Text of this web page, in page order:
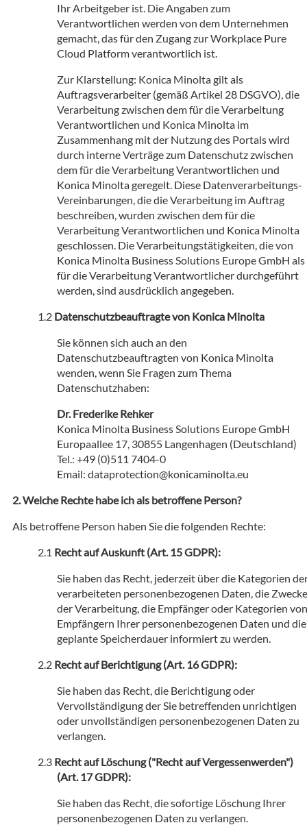
Ihr Arbeitgeber ist. Die Angaben zum
Verantwortlichen werden von dem Unternehmen
gemacht, das für den Zugang zur Workplace Pure
Cloud Platform verantwortlich ist.
Zur Klarstellung: Konica Minolta gilt als
Auftragsverarbeiter (gemäß Artikel 28 DSGVO), die
Verarbeitung zwischen dem für die Verarbeitung
Verantwortlichen und Konica Minolta im
Zusammenhang mit der Nutzung des Portals wird
durch interne Verträge zum Datenschutz zwischen
dem für die Verarbeitung Verantwortlichen und
Konica Minolta geregelt. Diese Datenverarbeitungs-
Vereinbarungen, die die Verarbeitung im Auftrag
beschreiben, wurden zwischen dem für die
Verarbeitung Verantwortlichen und Konica Minolta
geschlossen. Die Verarbeitungstätigkeiten, die von
Konica Minolta Business Solutions Europe GmbH als
für die Verarbeitung Verantwortlicher durchgeführt
werden, sind ausdrücklich angegeben.
Datenschutzbeauftragte von Konica Minolta
Sie können sich auch an den
Datenschutzbeauftragten von Konica Minolta
wenden, wenn Sie Fragen zum Thema
Datenschutzhaben:
Dr. Frederike Rehker
Konica Minolta Business Solutions Europe GmbH
Europaallee 17, 30855 Langenhagen (Deutschland)
Tel.: +49 (0)511 7404-0
Email: dataprotection@konicaminolta.eu
Welche Rechte habe ich als betroffene Person?
Als betroffene Person haben Sie die folgenden Rechte:
Recht auf Auskunft (Art. 15 GDPR):
Sie haben das Recht, jederzeit über die Kategorien
verarbeiteten personenbezogenen Daten, die Zwecke
der Verarbeitung, die Empfänger oder Kategorien von
Empfängern Ihrer personenbezogenen Daten und die
geplante Speicherdauer informiert zu werden.
Recht auf Berichtigung (Art. 16 GDPR):
Sie haben das Recht, die Berichtigung oder
Vervollständigung der Sie betreffenden unrichtigen
oder unvollständigen personenbezogenen Daten zu
verlangen.
Recht auf Löschung ("Recht auf Vergessenwerden")
(Art. 17 GDPR):
Sie haben das Recht, die sofortige Löschung Ihrer
personenbezogenen Daten zu verlangen.